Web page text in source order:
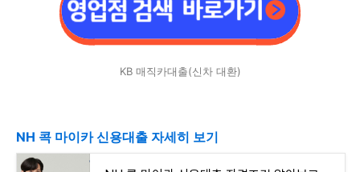
KB 매직카대출(신차 대환)
NH 콕 마이카 신용대출 자세히 보기